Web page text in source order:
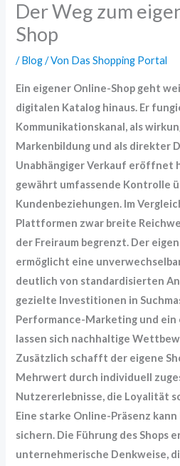
Der Weg zum
Shop
/Blog/ Von Das Shopping Portal
Ein eigener Online-Shop geht
digitalen Katalog hinaus. Er
Kommunikationskanal, als
Markenbildung und als direkter
Unabhängiger Verkauf eröffnet
gewährt umfassende Kontrolle
Kundenbeziehungen. Im
Plattformen zwar breite
der Freiraum begrenzt. Der
ermöglicht eine
deutlich von standardisierten
gezielte Investitionen in
Performance-Marketing und
lassen sich nachhaltige
Zusätzlich schafft der eigene
Mehrwert durch individuell
Nutzererlebnisse, die Loyalität
Eine starke Online-Präsenz
sichern. Die Führung des Shops
unternehmerische Denkweise,